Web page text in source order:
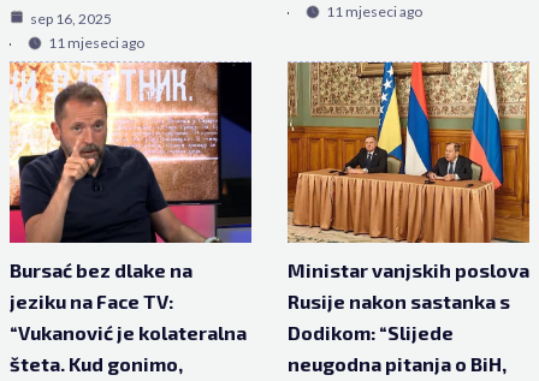
sep 16, 2025
11 mjeseci ago
11 mjeseci ago
Bursać bez dlake na
jeziku na Face TV:
“Vukanović je kolateralna
šteta. Kud gonimo,
Ministar vanjskih poslova
Rusije nakon sastanka s
Dodikom: “Slijede
neugodna pitanja o BiH,